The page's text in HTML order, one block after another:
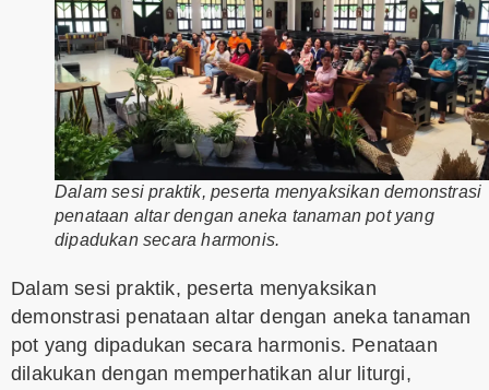
Dalam sesi praktik, peserta menyaksikan demonstrasi
penataan altar dengan aneka tanaman pot yang
dipadukan secara harmonis.
Dalam sesi praktik, peserta menyaksikan
demonstrasi penataan altar dengan aneka tanaman
pot yang dipadukan secara harmonis. Penataan
dilakukan dengan memperhatikan alur liturgi,